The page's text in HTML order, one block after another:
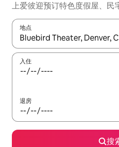
上爱彼迎预订特色度假屋、民
地点
如有搜索结果，请使用上下方
入住
退房
搜